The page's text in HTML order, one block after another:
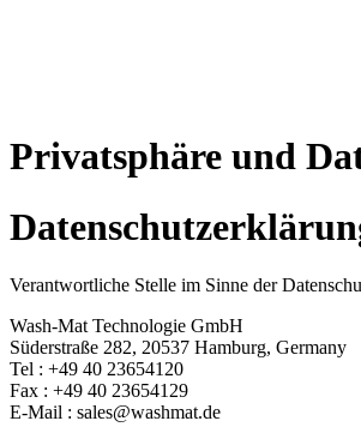
Privatsphäre und
Verantwortliche Stelle im Sinne der
Wash-Mat Technologie GmbH
Süderstraße 282, 20537 Hamburg, Germany
Tel : +49 40 23654120
Fax : +49 40 23654129
E-Mail : sales@washmat.de